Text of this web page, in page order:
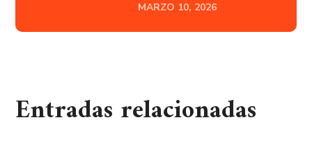
MARZO 10, 2026
Entradas relacionadas